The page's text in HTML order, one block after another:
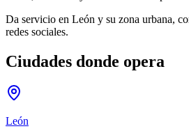
Da servicio en León y su zona urbana,
redes sociales.
Ciudades donde opera
León